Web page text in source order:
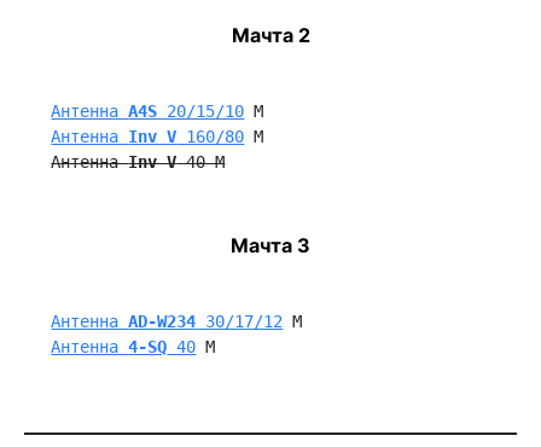
Мачта 2
Антенна A4S 20/15/10 М
Антенна Inv V 160/80 M
Антенна Inv V 40 M
Мачта 3
Антенна AD-W234 30/17/12 M
Антенна 4-SQ 40 М